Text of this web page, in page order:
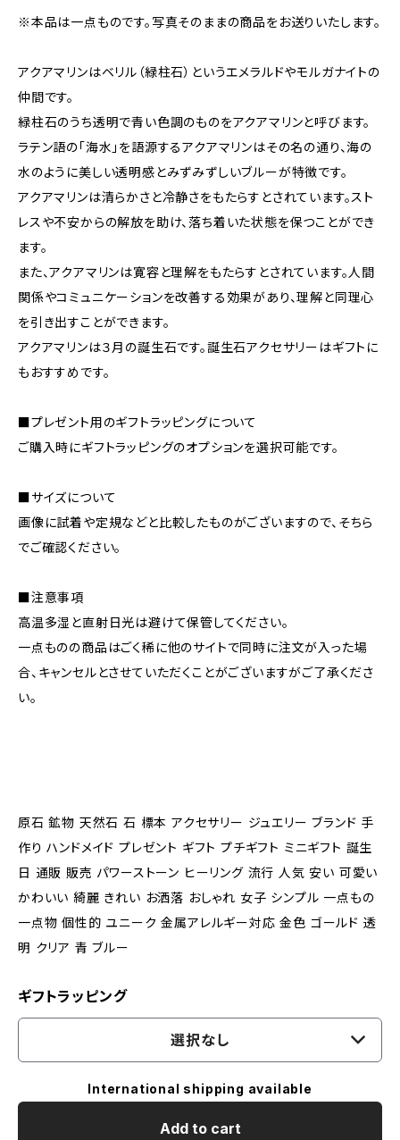
※本品は一点ものです。写真そのままの商品をお送りいたします。
アクアマリンはベリル（緑柱石）というエメラルドやモルガナイトの
仲間です。
緑柱石のうち透明で青い色調のものをアクアマリンと呼びます。
ラテン語の「海水」を語源するアクアマリンはその名の通り、海の
水のように美しい透明感とみずみずしいブルーが特徴です。
アクアマリンは清らかさと冷静さをもたらすとされています。スト
レスや不安からの解放を助け、落ち着いた状態を保つことができ
ます。
また、アクアマリンは寛容と理解をもたらすとされています。人間
関係やコミュニケーションを改善する効果があり、理解と同理心
を引き出すことができます。
アクアマリンは３月の誕生石です。誕生石アクセサリーはギフトに
もおすすめです。
■プレゼント用のギフトラッピングについて
ご購入時にギフトラッピングのオプションを選択可能です。
■サイズについて
画像に試着や定規などと比較したものがございますので、そちら
でご確認ください。
■注意事項
高温多湿と直射日光は避けて保管してください。
一点ものの商品はごく稀に他のサイトで同時に注文が入った場
合、キャンセルとさせていただくことがございますがご了承くださ
い。
原石 鉱物 天然石 石 標本 アクセサリー ジュエリー ブランド 手
作り ハンドメイド プレゼント ギフト プチギフト ミニギフト 誕生
日 通販 販売 パワーストーン ヒーリング 流行 人気 安い 可愛い
かわいい 綺麗 きれい お洒落 おしゃれ 女子 シンプル 一点もの
一点物 個性的 ユニーク 金属アレルギー対応 金色 ゴールド 透
明 クリア 青 ブルー
ギフトラッピング
選択なし
International shipping available
Add to cart